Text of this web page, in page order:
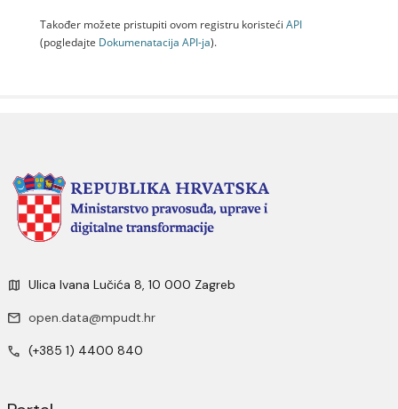
Također možete pristupiti ovom registru koristeći API
(pogledajte Dokumenаtаcijа API-jа).